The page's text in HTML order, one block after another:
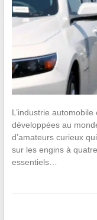
L’industrie
développées au
d’amateurs curieux
sur les engins à
essentiels…